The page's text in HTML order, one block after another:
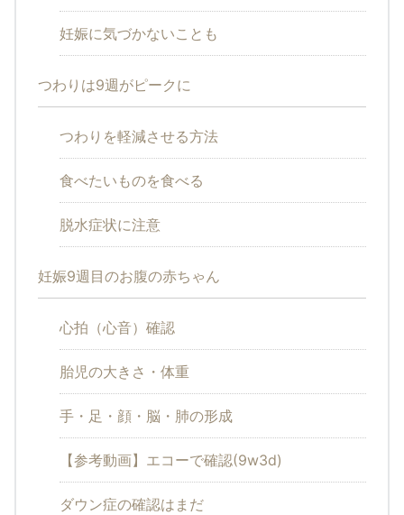
妊娠に気づかないことも
つわりは9週がピークに
つわりを軽減させる方法
食べたいものを食べる
脱水症状に注意
妊娠9週目のお腹の赤ちゃん
心拍（心音）確認
胎児の大きさ・体重
手・足・顔・脳・肺の形成
【参考動画】エコーで確認(9w3d)
ダウン症の確認はまだ